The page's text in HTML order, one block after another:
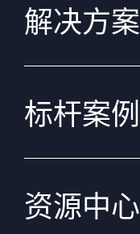
解决方案
标杆案例
资源中心